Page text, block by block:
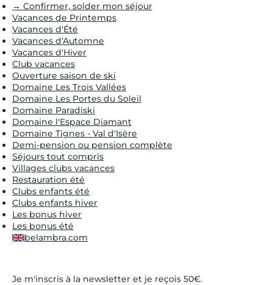
→ Confirmer, solder mon séjour
Vacances de Printemps
Vacances d'Été
Vacances d'Automne
Vacances d'Hiver
Club vacances
Ouverture saison de ski
Domaine Les Trois Vallées
Domaine Les Portes du Soleil
Domaine Paradiski
Domaine l'Espace Diamant
Domaine Tignes - Val d'Isère
Demi-pension ou pension complète
Séjours tout compris
Villages clubs vacances
Restauration été
Clubs enfants été
Clubs enfants hiver
Les bonus hiver
Les bonus été
belambra.com
Je m'inscris à la newsletter et je reçois 50€.